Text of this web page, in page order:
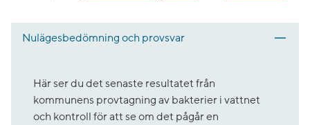
Nulägesbedömning och provsvar
Här ser du det senaste resultatet från
kommunens provtagning av bakterier i vattnet
och kontroll för att se om det pågår en